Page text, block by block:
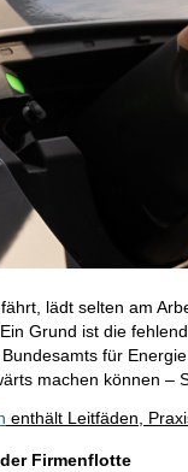
lädt selten am
Grund ist die
für
machen können –
enthält Leitfäden,
Firmenflotte